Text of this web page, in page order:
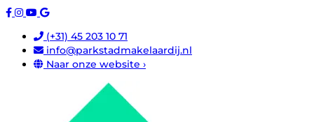
(+31) 45 203 10 71
info@parkstadmakelaardij.nl
Naar onze website ›